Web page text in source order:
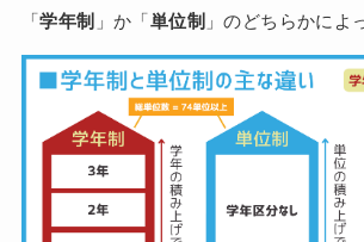
「学年制 」か「単位制 」のどちらかによ